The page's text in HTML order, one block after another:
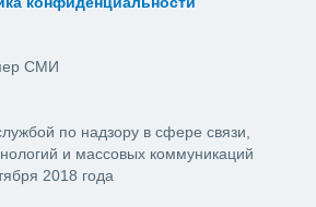
СМИ
по надзору в сфере связи,
и массовых коммуникаций
2018 года